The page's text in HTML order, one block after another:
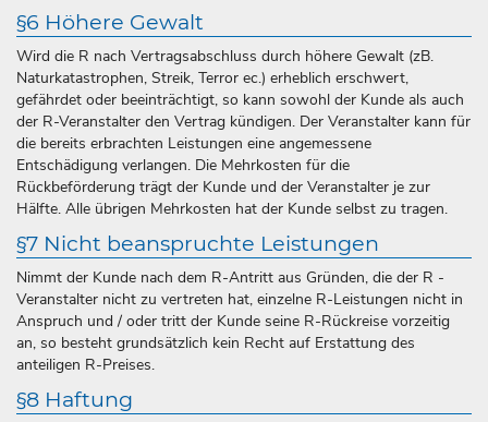
§6 Höhere Gewalt
Wird die R nach Vertragsabschluss durch höhere Gewalt (zB.
Naturkatastrophen, Streik, Terror ec.) erheblich erschwert,
gefährdet oder beeinträchtigt, so kann sowohl der Kunde als auch
der R-Veranstalter den Vertrag kündigen. Der Veranstalter kann für
die bereits erbrachten Leistungen eine angemessene
Entschädigung verlangen. Die Mehrkosten für die
Rückbeförderung trägt der Kunde und der Veranstalter je zur
Hälfte. Alle übrigen Mehrkosten hat der Kunde selbst zu tragen.
§7 Nicht beanspruchte Leistungen
Nimmt der Kunde nach dem R-Antritt aus Gründen, die der R -
Veranstalter nicht zu vertreten hat, einzelne R-Leistungen nicht in
Anspruch und / oder tritt der Kunde seine R-Rückreise vorzeitig
an, so besteht grundsätzlich kein Recht auf Erstattung des
anteiligen R-Preises.
§8 Haftung